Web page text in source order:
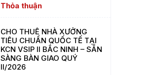
Thỏa thuận
CHO THUÊ NHÀ XƯỞNG
TIÊU CHUẨN QUỐC TẾ TẠI
KCN VSIP II BẮC NINH – SẴN
SÀNG BÀN GIAO QUÝ
II/2026